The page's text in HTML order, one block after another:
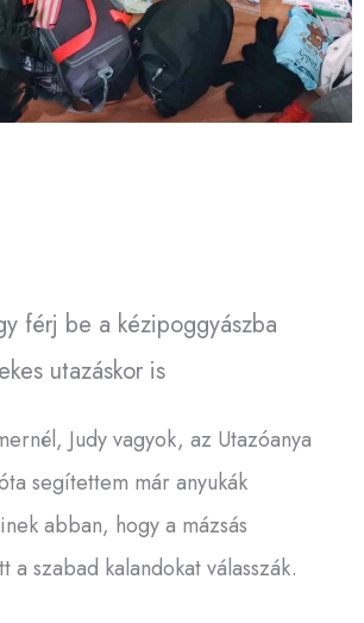
férj be a kézipoggyászba
utazáskor is
Judy vagyok, az Utazóanya
segítettem már anyukák
abban, hogy a mázsás
a szabad kalandokat válasszák.